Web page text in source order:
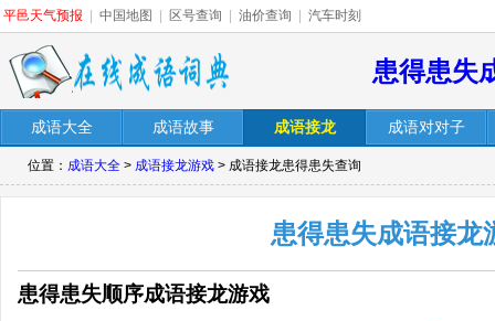
平邑天气预报 中国地图 区号查询 油价查询 汽车时刻
患得患失
成语大全 成语故事 成语接龙 成语对对子
位置： 成语大全 > 成语接龙游戏 > 成语接龙患得患失查询
患得患失成语接龙
患得患失顺序成语接龙游戏